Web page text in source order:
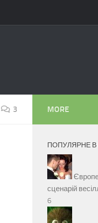
3 MORE
ПОПУЛЯРНЕ В
сценарій
6